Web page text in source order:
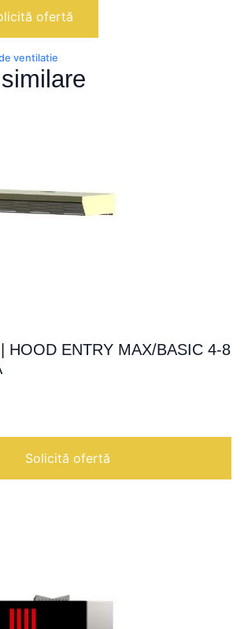
ofertă
ventilatie
HOOD ENTRY MAX/BASIC 4-8
Solicită ofertă